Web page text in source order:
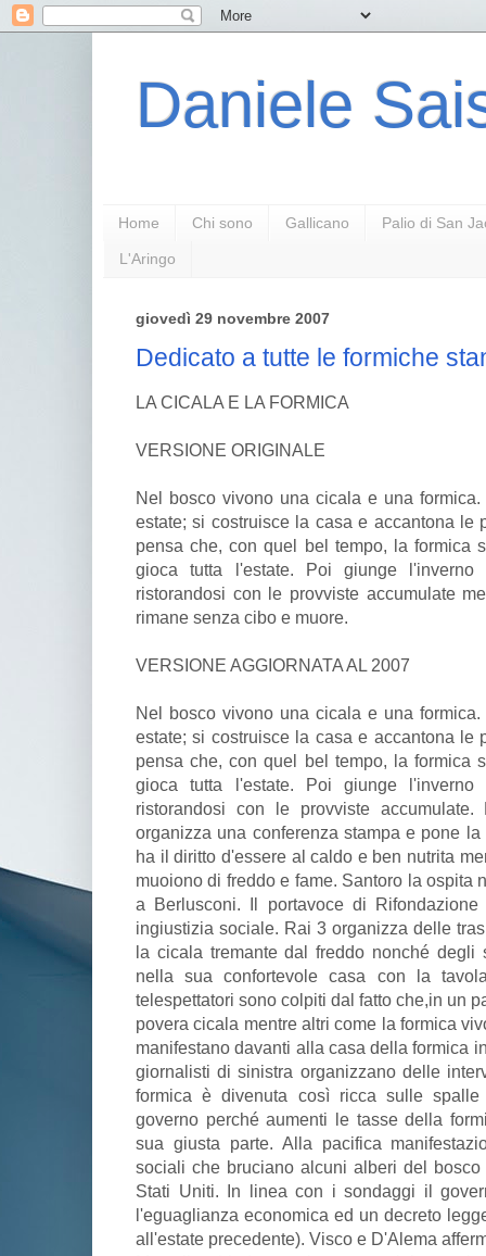
Daniele
Home Chi sono Gallicano Palio di San
L'Aringo
giovedì 29 novembre 2007
Dedicato a tutte le formiche
LA CICALA E LA FORMICA
VERSIONE ORIGINALE
Nel bosco vivono una cicala e una
estate; si costruisce la casa e accantona le
pensa che, con quel bel tempo, la formica
gioca tutta l'estate. Poi giunge
ristorandosi con le provviste accumulate
rimane senza cibo e muore.
VERSIONE AGGIORNATA AL 2007
Nel bosco vivono una cicala e una
estate; si costruisce la casa e accantona le
pensa che, con quel bel tempo, la formica
gioca tutta l'estate. Poi giunge
ristorandosi con le provviste
organizza una conferenza stampa e pone
ha il diritto d'essere al caldo e ben nutrita
muoiono di freddo e fame. Santoro la ospita
a Berlusconi. Il portavoce di
ingiustizia sociale. Rai 3 organizza delle
la cicala tremante dal freddo nonché
nella sua confortevole casa con la
telespettatori sono colpiti dal fatto che,in un
povera cicala mentre altri come la formica
manifestano davanti alla casa della formica
giornalisti di sinistra organizzano delle
formica è divenuta così ricca sulle
governo perché aumenti le tasse della
sua giusta parte. Alla pacifica
sociali che bruciano alcuni alberi del
Stati Uniti. In linea con i sondaggi il
l'eguaglianza economica ed un decreto
all'estate precedente). Visco e D'Alema